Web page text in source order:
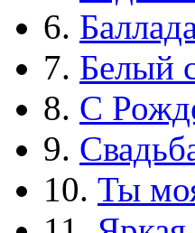
6.
7. Белый
8. С
9.
10. Ты